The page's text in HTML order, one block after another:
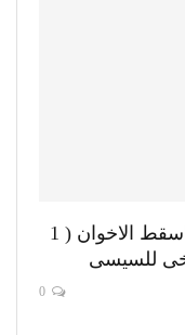
خالد إمام يكتب : خمر السلطة .. اسقط الاخوان ( 1
للسيسى